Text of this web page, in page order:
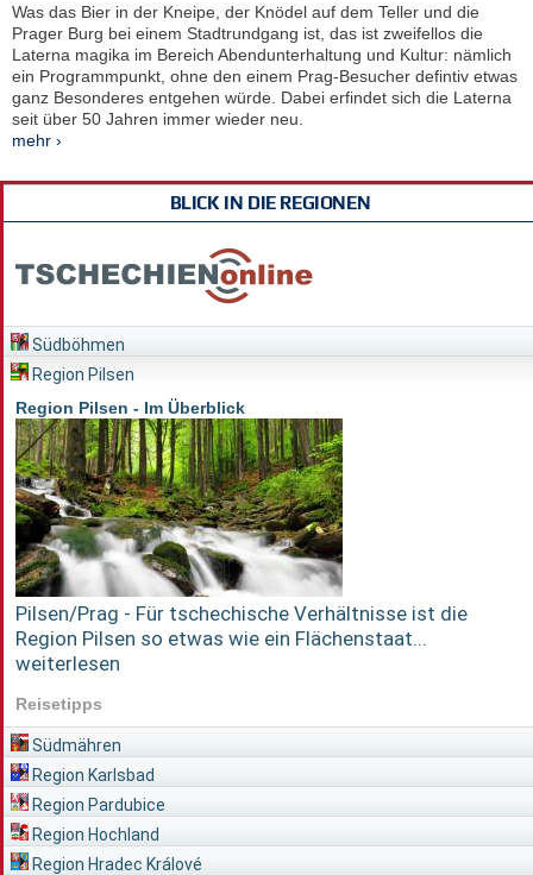
Was das Bier in der Kneipe, der Knödel auf dem Teller und die
Prager Burg bei einem Stadtrundgang ist, das ist zweifellos die
Laterna magika im Bereich Abendunterhaltung und Kultur: nämlich
ein Programmpunkt, ohne den einem Prag-Besucher defintiv etwas
ganz Besonderes entgehen würde. Dabei erfindet sich die Laterna
seit über 50 Jahren immer wieder neu.
mehr ›
BLICK IN DIE REGIONEN
Südböhmen
Region Pilsen
Region Pilsen - Im Überblick
Pilsen/Prag - Für tschechische Verhältnisse ist die
Region Pilsen so etwas wie ein Flächenstaat...
weiterlesen
Reisetipps
Südmähren
Region Karlsbad
Region Pardubice
Region Hochland
Region Hradec Králové